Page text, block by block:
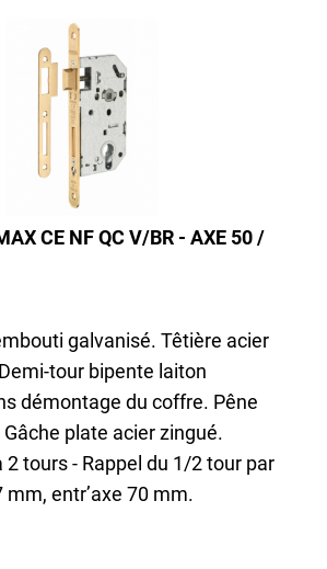
CE NF QC V/BR - AXE 50 /
galvanisé. Têtière acier
tour bipente laiton
démontage du coffre. Pêne
plate acier zingué.
tours - Rappel du 1/2 tour par
mm, entr’axe 70 mm.